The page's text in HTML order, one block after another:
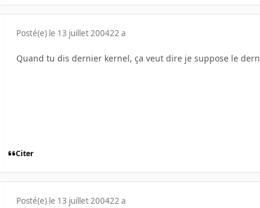
Posté(e) le 13 juillet 200422 a
Quand tu dis dernier kernel, ça veut dire je suppose le
Citer
Posté(e) le 13 juillet 200422 a